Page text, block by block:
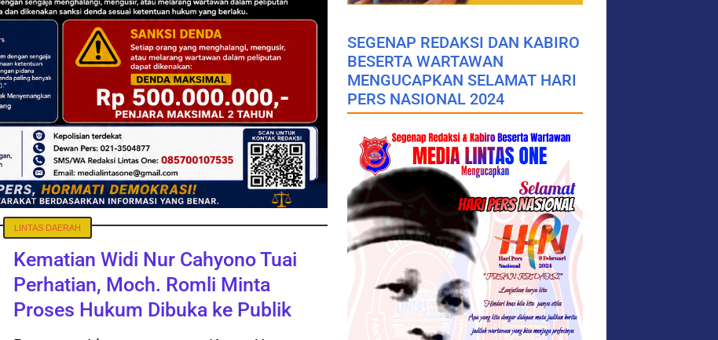
LINTAS DAERAH
Kematian Widi Nur Cahyono Tuai
Perhatian, Moch. Romli Minta
Proses Hukum Dibuka ke Publik
SEGENAP REDAKSI DAN KABIRO
BESERTA WARTAWAN
MENGUCAPKAN SELAMAT HARI
PERS NASIONAL 2024